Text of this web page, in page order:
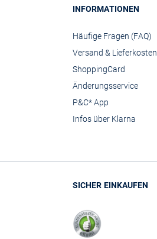
INFORMATIONEN
Häufige Fragen (FAQ)
Versand & Lieferkosten
ShoppingCard
Änderungsservice
P&C* App
Infos über Klarna
SICHER EINKAUFEN